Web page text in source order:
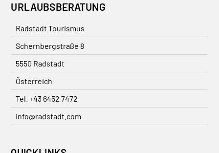
URLAUBSBERATUNG
Radstadt Tourismus
Schernbergstraße 8
5550 Radstadt
Österreich
Tel. +43 6452 7472
info@radstadt.com